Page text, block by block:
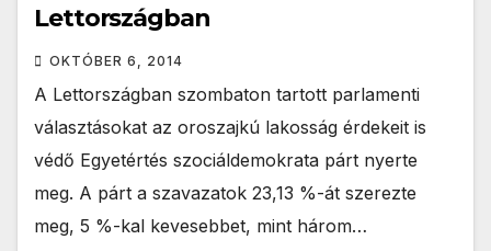
Lettországban
OKTÓBER 6, 2014
A Lettországban szombaton tartott parlamenti
választásokat az oroszajkú lakosság érdekeit is
védő Egyetértés szociáldemokrata párt nyerte
meg. A párt a szavazatok 23,13 %-át szerezte
meg, 5 %-kal kevesebbet, mint három…